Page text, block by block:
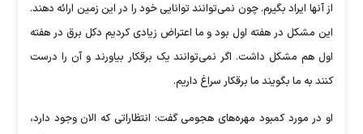
از آنها ایراد بگیرم. چون نمی‌توانند توانایی خود را در این زمین ارائه دهند.
این مشکل در هفته اول بود و ما اعتراض زیادی کردیم دکل برق در هفته
اول هم مشکل داشت. اگر نمی‌توانند یک برقکار بیاورند و آن را درست
کنند به ما بگویند ما برقکار سراغ داریم.
او در مورد کمبود مهره‌های هجومی گفت: انتظاراتی که الان وجود دارد،